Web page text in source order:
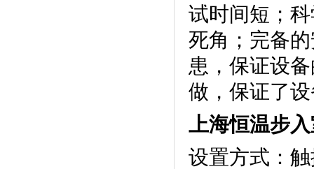
试时间短
死角；完
患，保证
做，保证了设
上海恒温步
设置方式：触